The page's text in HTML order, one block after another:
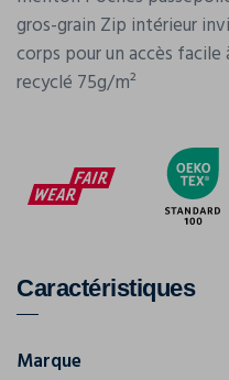
gros-grain Zip intérieur
corps pour un accès
recyclé 75g/m²
Caractéristiques
Marque